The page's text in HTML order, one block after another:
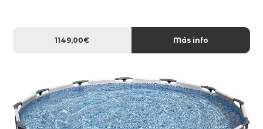
1149,00€ Más info